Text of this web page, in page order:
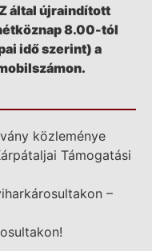
által újraindított
8.00-tól
idő szerint) a
közleménye
Támogatási
–